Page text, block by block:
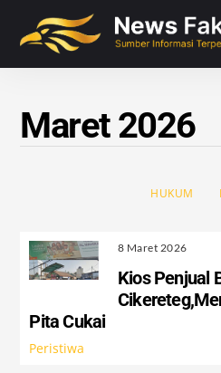
content
Maret 2026
HUKUM
8 Maret 2026
Kios Penjual
Pita Cukai
Peristiwa